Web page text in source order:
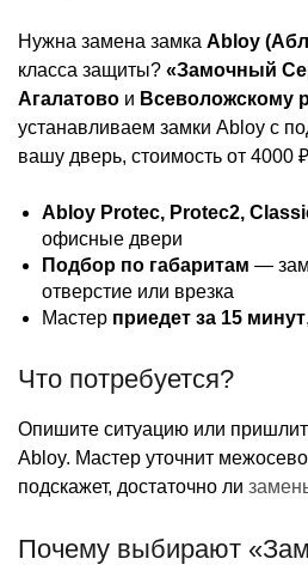
Нужна замена замка Abloy
класса защиты? «Замочный
Агалатово и Всеволожскому
устанавливаем замки Abloy с
вашу дверь, стоимость от 4000
Abloy Protec, Protec2,
офисные двери
Подбор по габаритам —
отверстие или врезка
Мастер приедет за 15 минут
Что потребуется?
Опишите ситуацию или
Abloy. Мастер уточнит
подскажет, достаточно ли
Почему выбирают